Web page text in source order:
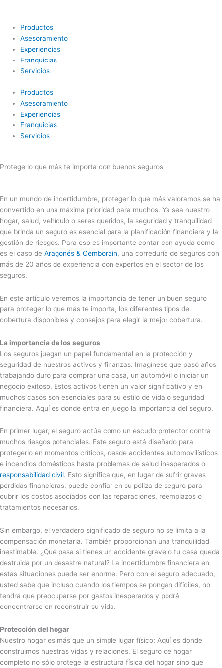
contenidoProductos
Asesoramiento
Experiencias
Franquicias
Servicios
Productos
Asesoramiento
Experiencias
Franquicias
Servicios
Protege lo que más te importa con buenos seguros
En un mundo de incertidumbre, proteger lo que más valoramos se ha
convertido en una máxima prioridad para muchos. Ya sea nuestro
hogar, salud, vehículo o seres queridos, la seguridad y tranquilidad
que brinda un seguro es esencial para la planificación financiera y la
gestión de riesgos. Para eso es importante contar con ayuda como
es el caso de Aragonés & Cemborain, una correduría de seguros con
más de 20 años de experiencia con expertos en el sector de los
seguros.
En este artículo veremos la importancia de tener un buen seguro
para proteger lo que más te importa, los diferentes tipos de
cobertura disponibles y consejos para elegir la mejor cobertura.
La importancia de los seguros
Los seguros juegan un papel fundamental en la protección y
seguridad de nuestros activos y finanzas. Imagínese que pasó años
trabajando duro para comprar una casa, un automóvil o iniciar un
negocio exitoso. Estos activos tienen un valor significativo y en
muchos casos son esenciales para su estilo de vida o seguridad
financiera. Aquí es donde entra en juego la importancia del seguro.
En primer lugar, el seguro actúa como un escudo protector contra
muchos riesgos potenciales. Este seguro está diseñado para
protegerlo en momentos críticos, desde accidentes automovilísticos
e incendios domésticos hasta problemas de salud inesperados o
responsabilidad civil. Esto significa que, en lugar de sufrir graves
pérdidas financieras, puede confiar en su póliza de seguro para
cubrir los costos asociados con las reparaciones, reemplazos o
tratamientos necesarios.
Sin embargo, el verdadero significado de seguro no se limita a la
compensación monetaria. También proporcionan una tranquilidad
inestimable. ¿Qué pasa si tienes un accidente grave o tu casa queda
destruida por un desastre natural? La incertidumbre financiera en
estas situaciones puede ser enorme. Pero con el seguro adecuado,
usted sabe que incluso cuando los tiempos se pongan difíciles, no
tendrá que preocuparse por gastos inesperados y podrá
concentrarse en reconstruir su vida.
Protección del hogar
Nuestro hogar es más que un simple lugar físico; Aquí es donde
construimos nuestras vidas y relaciones. El seguro de hogar
completo no sólo protege la estructura física del hogar sino que